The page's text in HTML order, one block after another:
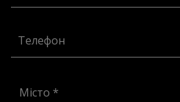
Телефон
Місто *